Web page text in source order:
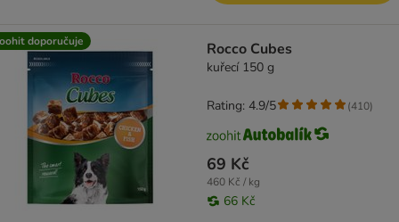
doporučuje Rocco Cubes
kuřecí 150 g
69 Kč
460 Kč / kg
66 Kč
Rating: 4.9/5 (410)